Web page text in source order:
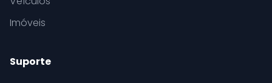
Imóveis
Suporte